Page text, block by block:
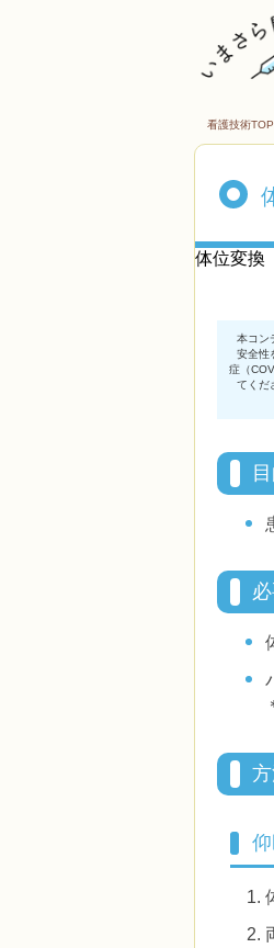
看護技術TOP
体位変換